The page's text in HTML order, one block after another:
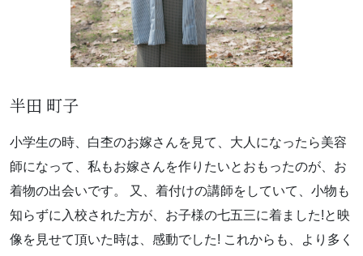
お問い合わせはこちらから
着物・着付け教室についてなど
お気軽にお問い合わせください。
半田 町子
小学生の時、白杢のお嫁さんを見て、大人になったら美容
師になって、私もお嫁さんを作りたいとおもったのが、お
着物の出会いです。 又、着付けの講師をしていて、小物も
知らずに入校された方が、お子様の七五三に着ました!と映
像を見せて頂いた時は、感動でした! これからも、より多く